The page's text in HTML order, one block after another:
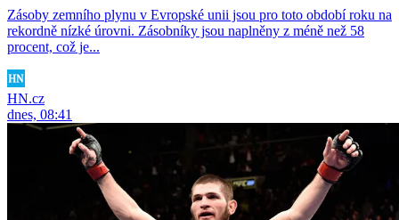
Zásoby zemního plynu v Evropské unii jsou pro toto období roku na
rekordně nízké úrovni. Zásobníky jsou naplněny z méně než 58
procent, což je...
HN.cz
dnes, 08:41